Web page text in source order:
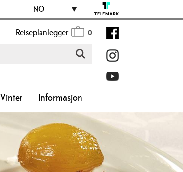
NO
Reiseplanlegger 0
Vinter Informasjon